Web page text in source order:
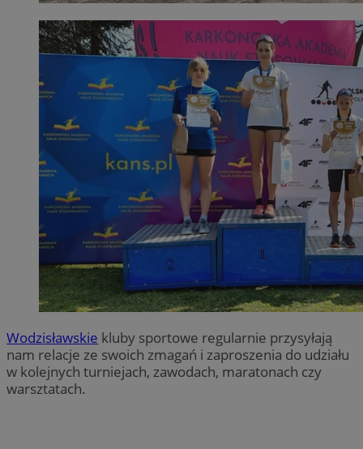
Wodzisławskie kluby sportowe regularnie przysyłają
nam relacje ze swoich zmagań i zaproszenia do udziału
w kolejnych turniejach, zawodach, maratonach czy
warsztatach.